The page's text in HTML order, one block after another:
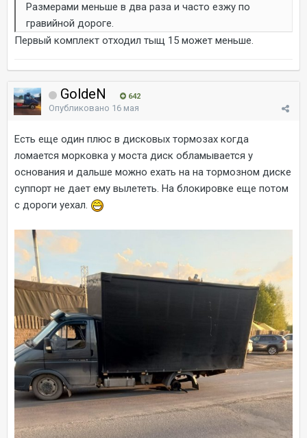
Размерами меньше в два раза и часто езжу по
гравийной дороге.
Первый комплект отходил тыщ 15 может меньше.
GoldeN 642
Опубликовано 16 мая
Есть еще один плюс в дисковых тормозах когда
ломается морковка у моста диск обламывается у
основания и дальше можно ехать на на тормозном диске
суппорт не дает ему вылететь. На блокировке еще потом
с дороги уехал.